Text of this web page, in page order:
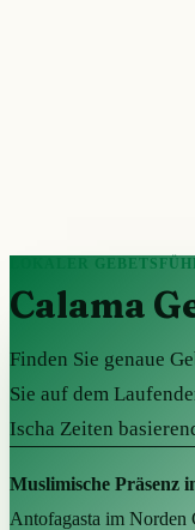
LOKALER
Calama
Finden Sie genaue
Sie auf dem
Ischa Zeiten
Muslimische Präsenz
Antofagasta im Norden